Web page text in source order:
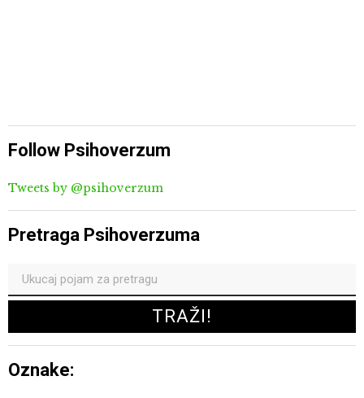
Follow Psihoverzum
Tweets by @psihoverzum
Pretraga Psihoverzuma
Oznake: